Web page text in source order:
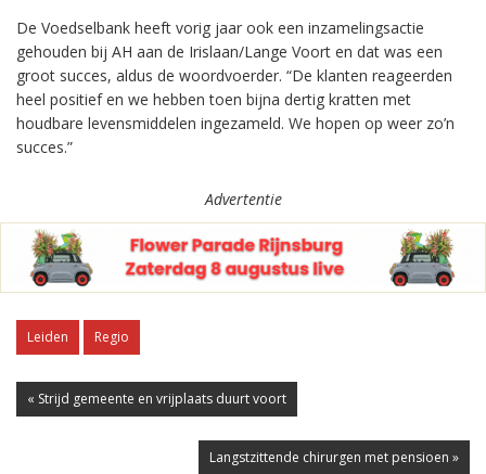
De Voedselbank heeft vorig jaar ook een inzamelingsactie
gehouden bij AH aan de Irislaan/Lange Voort en dat was een
groot succes, aldus de woordvoerder. “De klanten reageerden
heel positief en we hebben toen bijna dertig kratten met
houdbare levensmiddelen ingezameld. We hopen op weer zo’n
succes.”
Advertentie
Leiden Regio
« Strijd gemeente en vrijplaats duurt voort
Langstzittende chirurgen met pensioen »